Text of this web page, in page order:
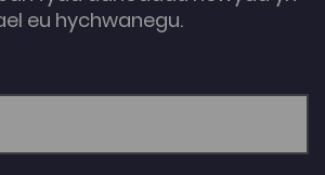
eu hychwanegu.